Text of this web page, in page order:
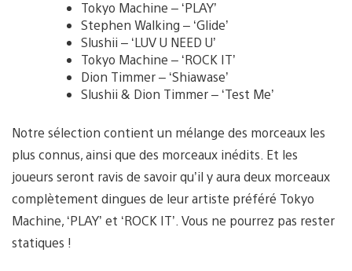
Tokyo Machine – ‘PLAY’
Stephen Walking – ‘Glide’
Slushii – ‘LUV U NEED U’
Tokyo Machine – ‘ROCK IT’
Dion Timmer – ‘Shiawase’
Slushii & Dion Timmer – ‘Test Me’
Notre sélection contient un mélange des morceaux les
plus connus, ainsi que des morceaux inédits. Et les
joueurs seront ravis de savoir qu’il y aura deux morceaux
complètement dingues de leur artiste préféré Tokyo
Machine, ‘PLAY’ et ‘ROCK IT’. Vous ne pourrez pas rester
statiques !